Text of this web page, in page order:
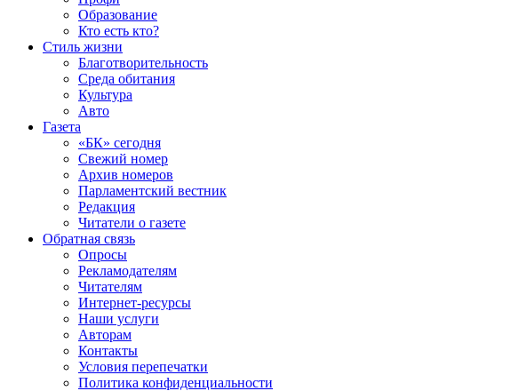
Образование
Кто есть кто?
Стиль жизни
Благотворительность
Среда обитания
Культура
Авто
Газета
«БК» сегодня
Свежий номер
Архив номеров
Парламентский вестник
Редакция
Читатели о газете
Обратная связь
Опросы
Рекламодателям
Читателям
Интернет-ресурсы
Наши услуги
Авторам
Контакты
Условия перепечатки
Политика конфиденциальности